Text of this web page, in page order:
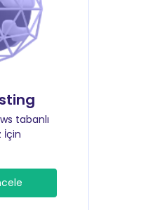
tabanlı
İçin